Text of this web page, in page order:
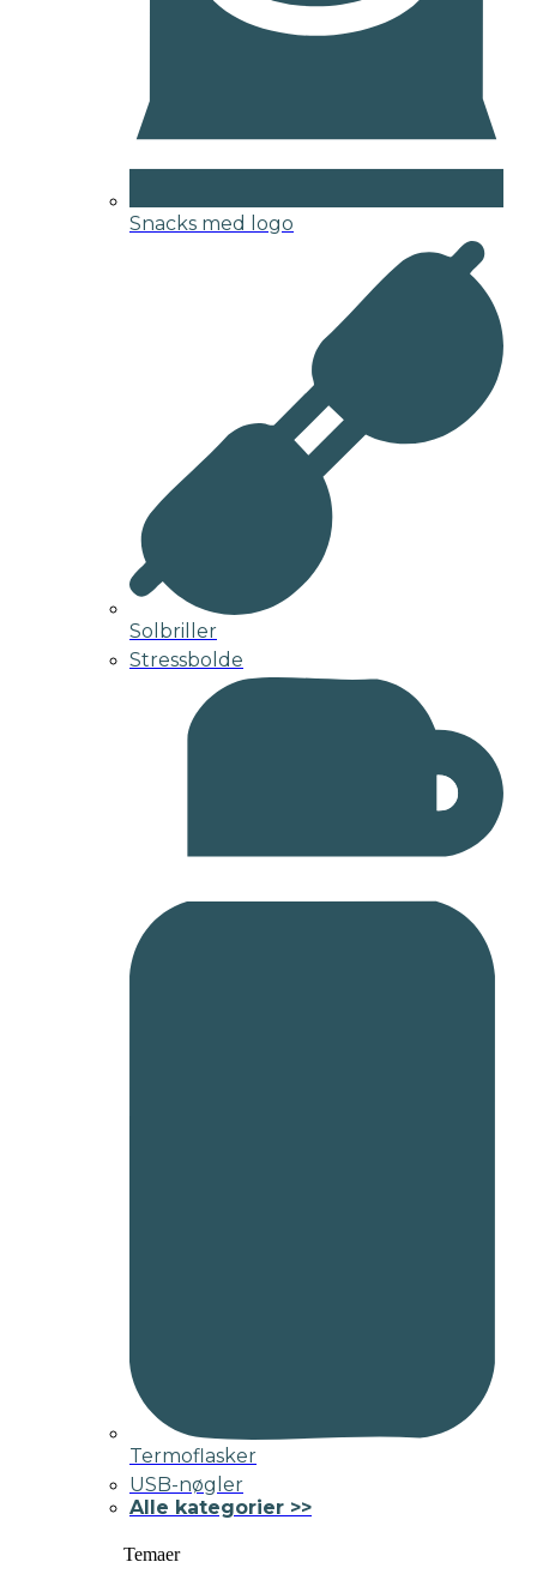
Snacks med logo
Solbriller
Stressbolde
Termoflasker
USB-nøgler
Alle kategorier >>
Temaer